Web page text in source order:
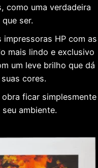
como uma verdadeira
ser.
HP com as
mais lindo e exclusivo
um leve brilho que dá
cores.
ficar simplesmente
ambiente.